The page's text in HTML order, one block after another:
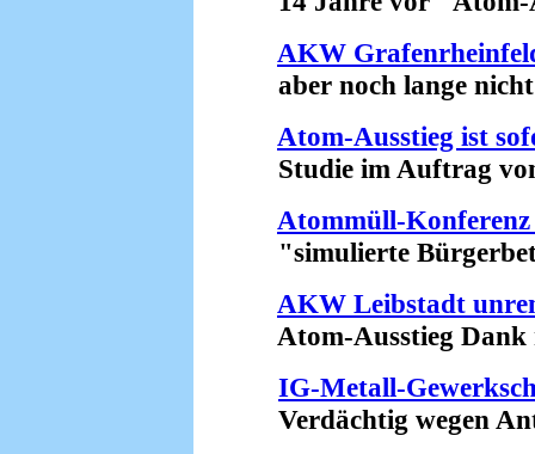
AKW
aber noch lange nicht
Atom-Ausstieg ist
Studie im Auftrag von
Atommüll-
"simulierte
AKW Leibstadt
Atom-Ausstieg Dank
IG-Metall-
Verdächtig wegen